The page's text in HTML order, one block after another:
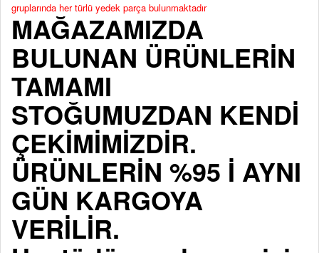
gruplarında her türlü yedek parça bulunmaktadır
MAĞAZAMIZDA
BULUNAN ÜRÜNLERİN
TAMAMI
STOĞUMUZDAN KENDİ
ÇEKİMİMİZDİR.
ÜRÜNLERİN %95 İ AYNI
GÜN KARGOYA
VERİLİR.